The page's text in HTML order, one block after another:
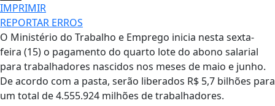
IMPRIMIR
REPORTAR ERROS
O Ministério do Trabalho e Emprego inicia nesta sexta-
feira (15) o pagamento do quarto lote do abono salarial
para trabalhadores nascidos nos meses de maio e junho.
De acordo com a pasta, serão liberados R$ 5,7 bilhões para
um total de 4.555.924 milhões de trabalhadores.